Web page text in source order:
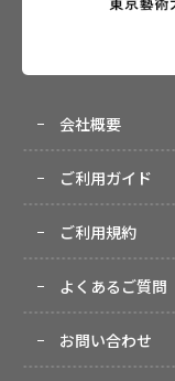
会社概要
ご利用ガイド
ご利用規約
よくあるご質問
お問い合わせ